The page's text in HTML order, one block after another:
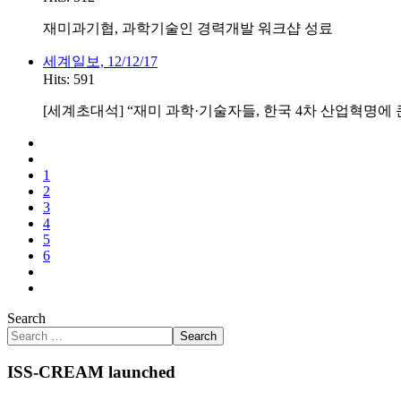
재미과기협, 과학기술인 경력개발 워크샵 성료
세계일보, 12/12/17
Hits: 591
[세계초대석] “재미 과학·기술자들, 한국 4차 산업혁명에
1
2
3
4
5
6
Search
Search
ISS-CREAM launched